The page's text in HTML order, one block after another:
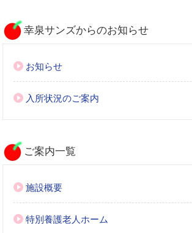
幸泉サンズからのお知らせ
お知らせ
入所状況のご案内
ご案内一覧
施設概要
特別養護老人ホーム